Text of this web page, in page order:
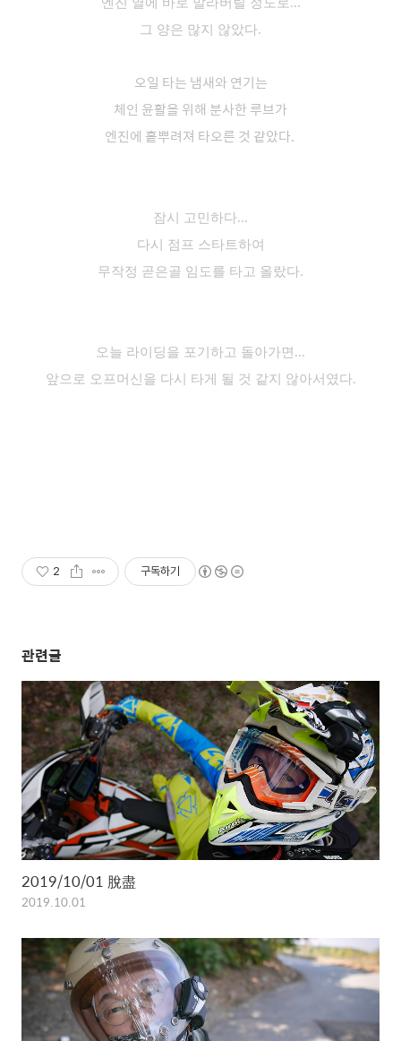
그 양은 많지 않았다.
오일 타는 냄새와 연기는
체인 윤활을 위해 분사한 루브가
엔진에 흩뿌려져 타오른 것 같았다.
잠시 고민하다...
다시 점프 스타트하여
무작정 곧은골 임도를 타고 올랐다.
오늘 라이딩을 포기하고 돌아가면...
앞으로 오프머신을 다시 타게 될 것 같지 않아서였다.
2 구독하기
관련글
2019/10/01 脫盡
2019.10.01